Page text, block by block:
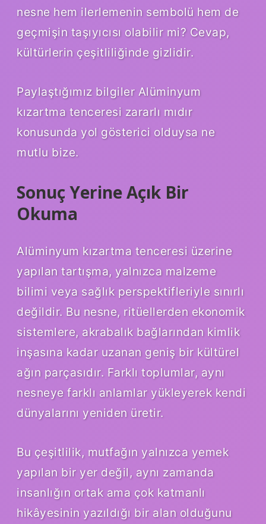
nesne hem ilerlemenin sembolü hem de
geçmişin taşıyıcısı olabilir mi? Cevap,
kültürlerin çeşitliliğinde gizlidir.
Paylaştığımız bilgiler Alüminyum
kızartma tenceresi zararlı mıdır
konusunda yol gösterici olduysa ne
mutlu bize.
Sonuç Yerine Açık Bir
Okuma
Alüminyum kızartma tenceresi üzerine
yapılan tartışma, yalnızca malzeme
bilimi veya sağlık perspektifleriyle sınırlı
değildir. Bu nesne, ritüellerden ekonomik
sistemlere, akrabalık bağlarından kimlik
inşasına kadar uzanan geniş bir kültürel
ağın parçasıdır. Farklı toplumlar, aynı
nesneye farklı anlamlar yükleyerek kendi
dünyalarını yeniden üretir.
Bu çeşitlilik, mutfağın yalnızca yemek
yapılan bir yer değil, aynı zamanda
insanlığın ortak ama çok katmanlı
hikâyesinin yazıldığı bir alan olduğunu